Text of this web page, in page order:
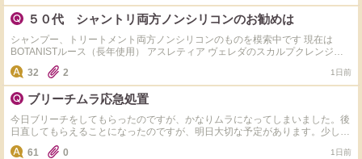
ていただけると嬉しいです。 よろしくお願いします。 個人的には毛量過多の
ため仕上がりはしっとりが好みです。同志の方いらっしゃいましたら是非お願
いします。
５０代 シャントリ両方ノンシリコンのお勧めは
シャンプー、トリートメント両方ノンシリコンのものを模索中です 現在は
BOTANISTルース（長年使用） アスレティア ヴェレダのスカルプクレンジン
グを 使用中です 基本的にはトリートメントはシリコンありでもいいかも派で
すが、 現在訳あってノンシリコンにしています。 ただシャンプーはノンシリ
コンでも トリートメントはシリコン入りの商品も多くて、中々新規開拓でき
ません。 皆さまのお勧めがあれば教えていただきたいです！
32 2 1日前
ブリーチムラ応急処置
今日ブリーチをしてもらったのですが、かなりムラになってしまいました。後
日直してもらえることになったのですが、明日大切な予定があります。少しで
もマシになる方法があれば教えて頂きたいです。
61 0 1日前